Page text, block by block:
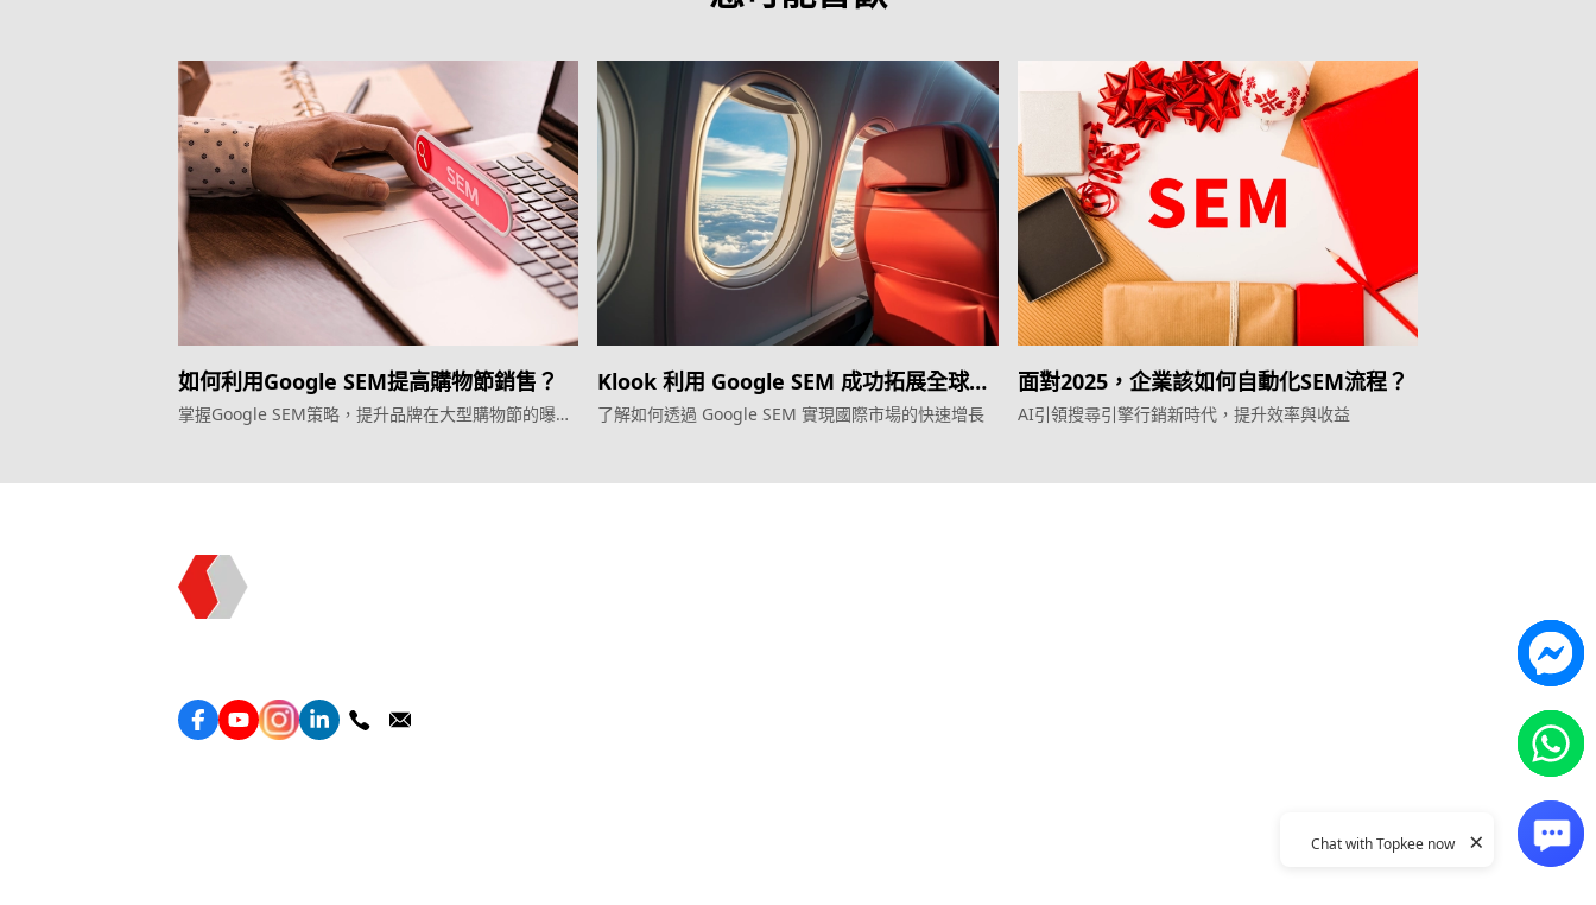
如何利用Google SEM提高購物節銷售？
掌握Google SEM策略，提升品牌在大型購物節的曝光
Klook 利用 Google SEM 成功拓展全球市
場
了解如何透過 Google SEM 實現國際市場的快速增長
面對2025，企業該如何自動化SEM流程？
AI引領搜尋引擎行銷新時代，提升效率與收益
×
Chat with Topkee now